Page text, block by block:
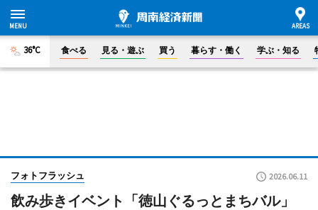
36°C 食べる 見る・遊ぶ 買う 暮らす・働く 学ぶ・知る
フォトフラッシュ 2026.06.11
飲み歩きイベント「徳山ぐるっとまちバル」